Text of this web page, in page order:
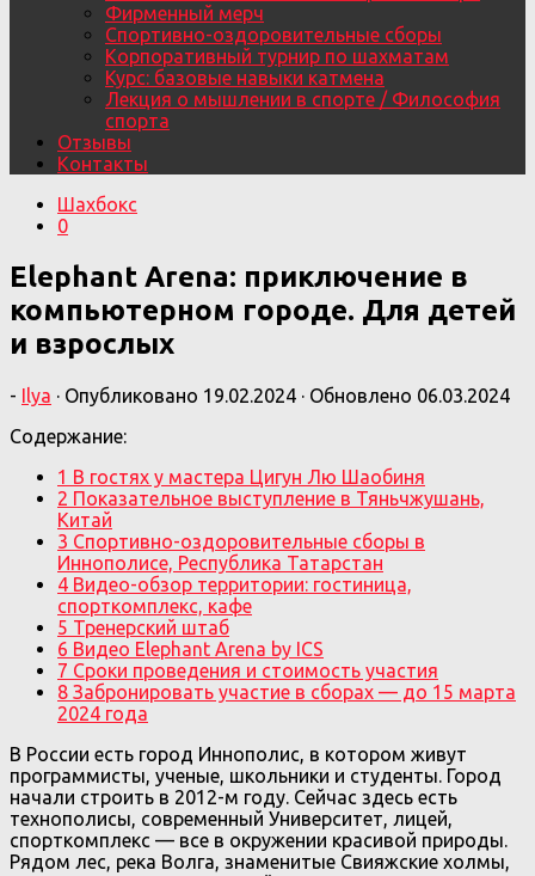
Фирменный мерч
Спортивно-оздоровительные сборы
Корпоративный турнир по шахматам
Курс: базовые навыки катмена
Лекция о мышлении в спорте / Философия
спорта
Отзывы
Контакты
Шахбокс
0
Elephant Arena: приключение в
компьютерном городе. Для детей
и взрослых
- Ilya · Опубликовано 19.02.2024 · Обновлено 06.03.2024
Содержание:
1 В гостях у мастера Цигун Лю Шаобиня
2 Показательное выступление в Тяньчжушань,
Китай
3 Спортивно-оздоровительные сборы в
Иннополисе, Республика Татарстан
4 Видео-обзор территории: гостиница,
спорткомплекс, кафе
5 Тренерский штаб
6 Видео Elephant Arena by ICS
7 Сроки проведения и стоимость участия
8 Забронировать участие в сборах — до 15 марта
2024 года
В России есть город Иннополис, в котором живут
программисты, ученые, школьники и студенты. Город
начали строить в 2012-м году. Сейчас здесь есть
технополисы, современный Университет, лицей,
спорткомплекс — все в окружении красивой природы.
Рядом лес, река Волга, знаменитые Свияжские холмы,